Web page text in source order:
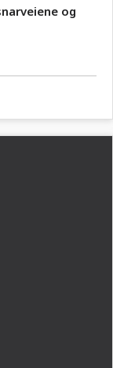
og